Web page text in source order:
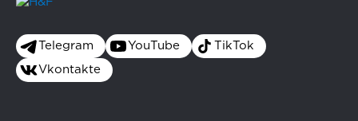
Telegram YouTube TikTok
Vkontakte